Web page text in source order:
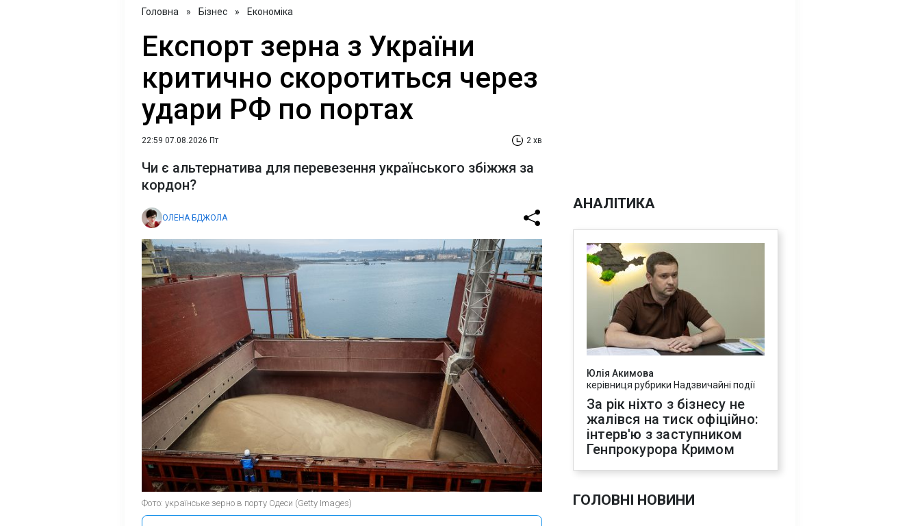
Головна » Бізнес » Економіка
Експорт зерна з України
критично скоротиться через
удари РФ по портах
22:59 07.08.2026 Пт 2 хв
Чи є альтернатива для перевезення українського збіжжя за
кордон?
ОЛЕНА БДЖОЛА
Фото: українське зерно в порту Одеси (Getty Images)
АНАЛІТИКА
Юлія Акимова
керівниця рубрики Надзвичайні події
За рік ніхто з бізнесу не
жалівся на тиск офіційно:
інтерв'ю з заступником
Генпрокурора Кримом
ГОЛОВНІ НОВИНИ